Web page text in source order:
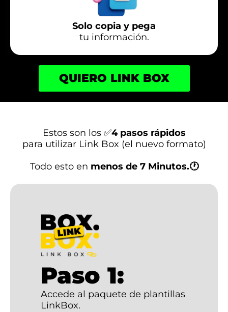
Solo copia y pega
tu información.
QUIERO LINK BOX
Estos son los ✅4 pasos rápidos
para utilizar Link Box (el nuevo formato)
Todo esto en menos de 7 Minutos.🕐
Paso 1:
Accede al paquete de plantillas
LinkBox.